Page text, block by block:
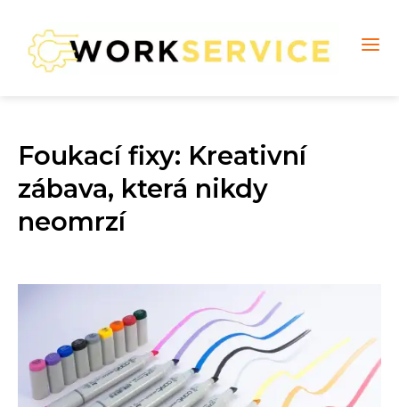
Foukací fixy: Kreativní
zábava, která nikdy
neomrzí